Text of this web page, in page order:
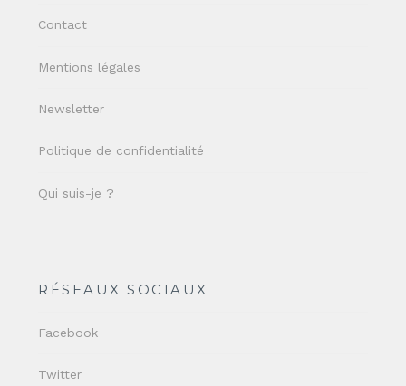
Contact
Mentions légales
Newsletter
Politique de confidentialité
Qui suis-je ?
RÉSEAUX SOCIAUX
Facebook
Twitter